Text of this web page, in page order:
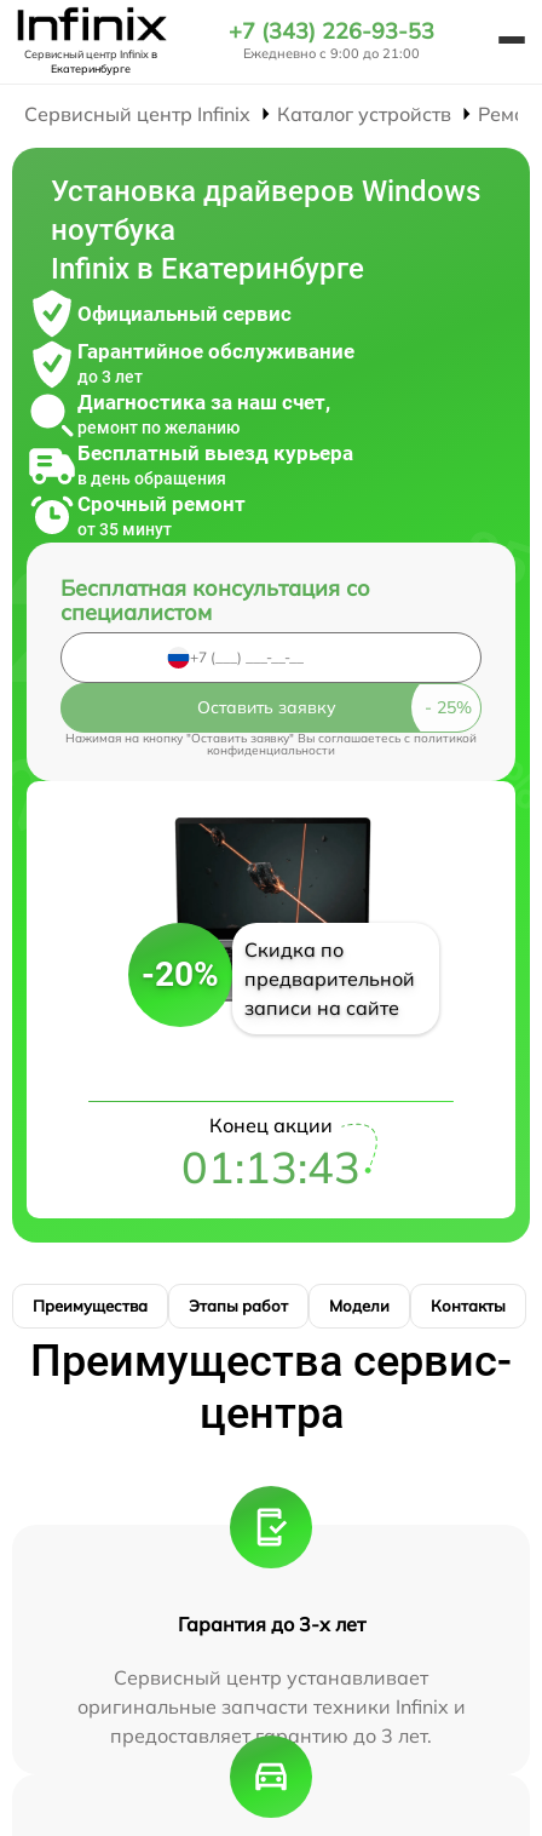
Сервисный центр Infinixв
Екатеринбурге
+7 (343) 226-93-53
Ежедневно с 9:00 до 21:00
Сервисный центр Infinix Каталог устройств
Установка драйверов Windows
ноутбука
Infinix в Екатеринбурге
Официальный сервис
Гарантийное обслуживание
до 3 лет
Диагностика за наш счет,
ремонт по желанию
Бесплатный выезд курьера
в день обращения
Срочный ремонт
от 35 минут
Бесплатная консультация со
специалистом
Оставить заявку
Нажимая на кнопку "Оставить заявку" Вы соглашаетесь cполитикой
конфиденциальности
-20%
Скидка по
предварительной
записи на сайте
Конец акции
01:13:42
Преимущества Этапы работ Модели Контакты
Преимущества сервис-
центра
Гарантия до 3-х лет
Сервисный центр устанавливает
оригинальные запчасти техники Infinix и
предоставляет гарантию до 3 лет.